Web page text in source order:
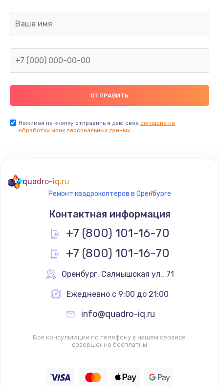
Заказать
Ремонт капиллярной трубки
400 руб.
Заказать
Замена термостата
1200 руб.
Заказать
Замена реле
Замена термопредохранителя
700 руб.
Заказать
2500 руб.
Нажимая на кнопку отправить я даю свое согласие на
обработку моих персональных данных.
quadro-iq.ru
Ремонт квадрокоптеров в Оренбурге
Контактная информация
+7 (800) 101-16-70
+7 (800) 101-16-70
Оренбург, Салмышская ул., 71
Ежедневно с 9:00 до 21:00
info@quadro-iq.ru
Все консультации по телефону в нашем сервисе
совершенно бесплатны